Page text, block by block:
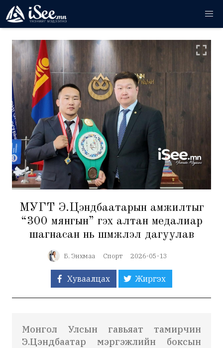
МУГТ Э.Цэндбаатарын амжилтыг
“300 мянгын” гэх алтан медалиар
шагнасан нь шүүмжлэл дагуулав
Б. Энхмаа Спорт 2026-05-13
Хуваалцах Жиргэх
Монгол Улсын гавьяат тамирчин
Э.Цэндбаатар мэргэжлийн боксын